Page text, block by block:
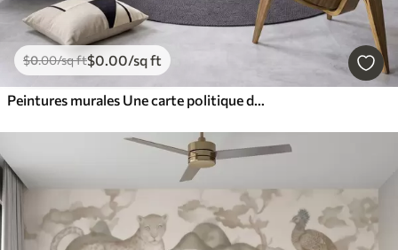
$0.00/sq ft$0.00/sq ft
Peintures murales Une carte politique du monde de couleur marron, avec des drapeaux en français